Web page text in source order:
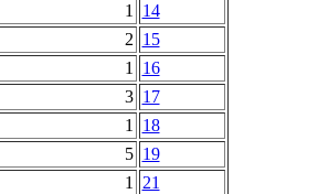
1
14
2 15
1
16
3 17
1
18
5 19
1
21